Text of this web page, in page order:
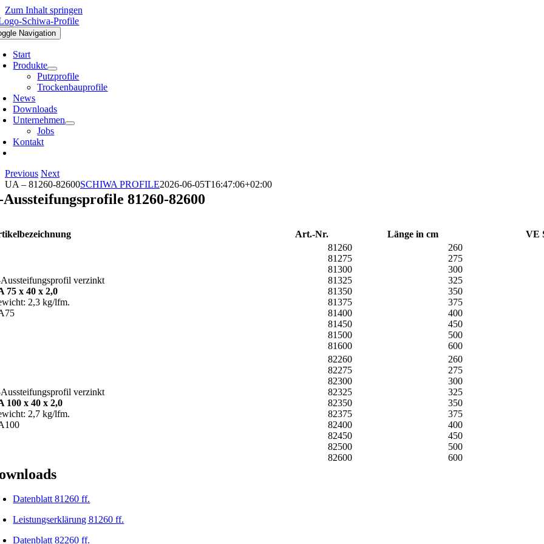
Zum Inhalt springen
Navigation
Start
Produkte
Putzprofile
Trockenbauprofile
News
Downloads
Unternehmen
Jobs
Kontakt
Previous Next
UA – 81260-82600SCHIWA PROFILE2026-06-05T16:47:06+02:00
Aussteifungsprofile 81260-82600
Art.-Nr. Länge in cm VE
verzinkt
75 x 40 x 2,0
2,3 kg/lfm.
81260
81275
81300
81325
81350
81375
81400
81450
81500
81600
260
275
300
325
350
375
400
450
500
600
verzinkt
100 x 40 x 2,0
2,7 kg/lfm.
82260
82275
82300
82325
82350
82375
82400
82450
82500
82600
260
275
300
325
350
375
400
450
500
600
Datenblatt 81260 ff.
Leistungserklärung 81260 ff.
Datenblatt 82260 ff.